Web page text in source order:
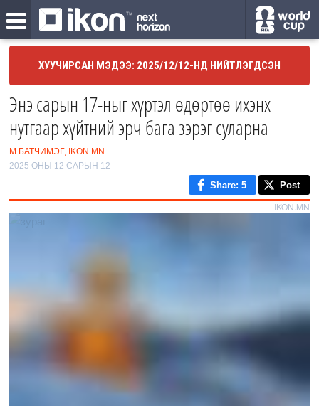
ХУУЧИРСАН МЭДЭЭ: 2025/12/12-НД НИЙТЛЭГДСЭН
Энэ сарын 17-ныг хүртэл өдөртөө ихэнх
нутгаар хүйтний эрч бага зэрэг суларна
М.БАТЧИМЭГ, IKON.MN
2025 ОНЫ 12 САРЫН 12
Share: 5 Post
IKON.MN